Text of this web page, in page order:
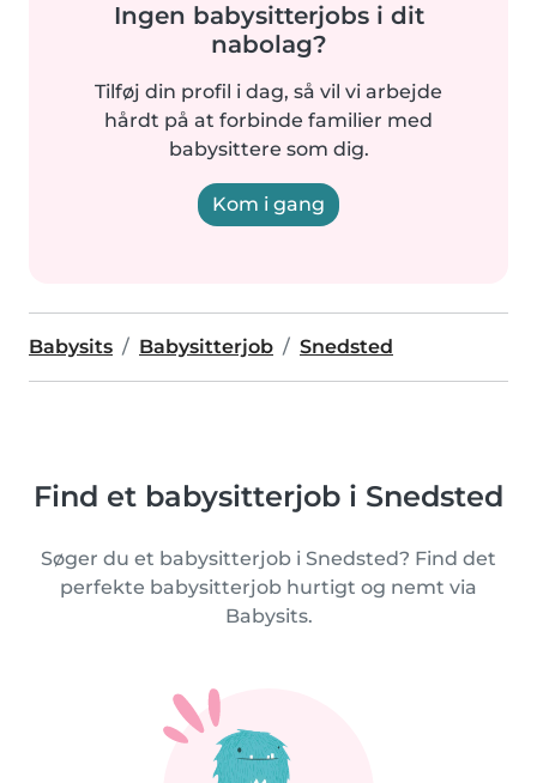
Ingen babysitterjobs i dit
nabolag?
Tilføj din profil i dag, så vil vi arbejde
hårdt på at forbinde familier med
babysittere som dig.
Kom i gang
Babysits Babysitterjob Snedsted
Find et babysitterjob i Snedsted
Søger du et babysitterjob i Snedsted? Find det
perfekte babysitterjob hurtigt og nemt via
Babysits.